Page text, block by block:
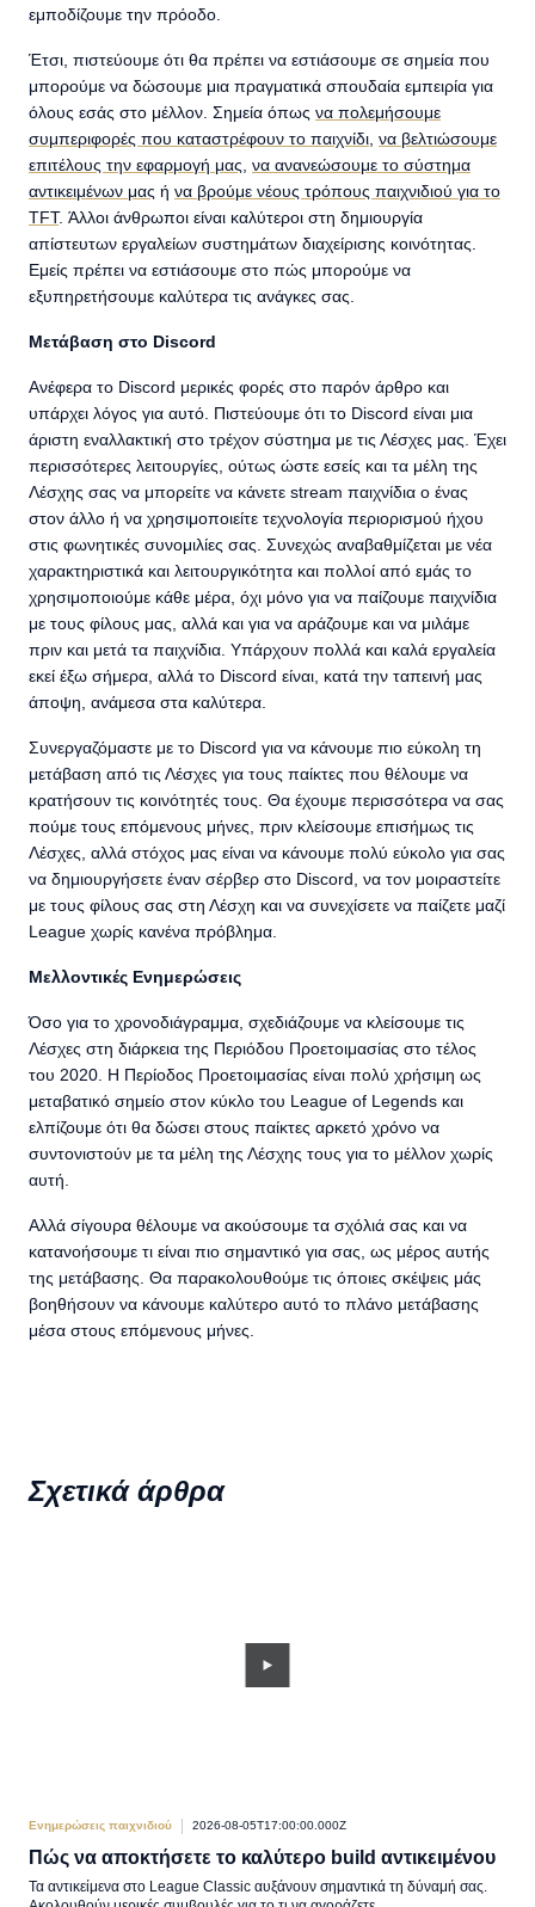
εμποδίζουμε την πρόοδο.
Έτσι, πιστεύουμε ότι θα πρέπει να εστιάσουμε σε σημεία που
μπορούμε να δώσουμε μια πραγματικά σπουδαία εμπειρία για
όλους εσάς στο μέλλον. Σημεία όπως να πολεμήσουμε
συμπεριφορές που καταστρέφουν το παιχνίδι να βελτιώσουμε
επιτέλους την εφαρμογή μας να ανανεώσουμε το σύστημα
αντικειμένων μας ή να βρούμε νέους τρόπους παιχνιδιού για το
TFT. Άλλοι άνθρωποι είναι καλύτεροι στη δημιουργία
απίστευτων εργαλείων συστημάτων διαχείρισης κοινότητας.
Εμείς πρέπει να εστιάσουμε στο πώς μπορούμε να
εξυπηρετήσουμε καλύτερα τις ανάγκες σας.
Μετάβαση στο Discord
Ανέφερα το Discord μερικές φορές στο παρόν άρθρο και
υπάρχει λόγος για αυτό. Πιστεύουμε ότι το Discord είναι μια
άριστη εναλλακτική στο τρέχον σύστημα με τις Λέσχες μας. Έχει
περισσότερες λειτουργίες, ούτως ώστε εσείς και τα μέλη της
Λέσχης σας να μπορείτε να κάνετε stream παιχνίδια ο ένας
στον άλλο ή να χρησιμοποιείτε τεχνολογία περιορισμού ήχου
στις φωνητικές συνομιλίες σας. Συνεχώς αναβαθμίζεται με νέα
χαρακτηριστικά και λειτουργικότητα και πολλοί από εμάς το
χρησιμοποιούμε κάθε μέρα, όχι μόνο για να παίζουμε παιχνίδια
με τους φίλους μας, αλλά και για να αράζουμε και να μιλάμε
πριν και μετά τα παιχνίδια. Υπάρχουν πολλά και καλά εργαλεία
εκεί έξω σήμερα, αλλά το Discord είναι, κατά την ταπεινή μας
άποψη, ανάμεσα στα καλύτερα.
Συνεργαζόμαστε με το Discord για να κάνουμε πιο εύκολη τη
μετάβαση από τις Λέσχες για τους παίκτες που θέλουμε να
κρατήσουν τις κοινότητές τους. Θα έχουμε περισσότερα να σας
πούμε τους επόμενους μήνες, πριν κλείσουμε επισήμως τις
Λέσχες, αλλά στόχος μας είναι να κάνουμε πολύ εύκολο για σας
να δημιουργήσετε έναν σέρβερ στο Discord, να τον μοιραστείτε
με τους φίλους σας στη Λέσχη και να συνεχίσετε να παίζετε μαζί
League χωρίς κανένα πρόβλημα.
Μελλοντικές Ενημερώσεις
Όσο για το χρονοδιάγραμμα, σχεδιάζουμε να κλείσουμε τις
Λέσχες στη διάρκεια της Περιόδου Προετοιμασίας στο τέλος
του 2020. Η Περίοδος Προετοιμασίας είναι πολύ χρήσιμη ως
μεταβατικό σημείο στον κύκλο του League of Legends και
ελπίζουμε ότι θα δώσει στους παίκτες αρκετό χρόνο να
συντονιστούν με τα μέλη της Λέσχης τους για το μέλλον χωρίς
αυτή.
Αλλά σίγουρα θέλουμε να ακούσουμε τα σχόλιά σας και να
κατανοήσουμε τι είναι πιο σημαντικό για σας, ως μέρος αυτής
της μετάβασης. Θα παρακολουθούμε τις όποιες σκέψεις μάς
βοηθήσουν να κάνουμε καλύτερο αυτό το πλάνο μετάβασης
μέσα στους επόμενους μήνες.
Σχετικά άρθρα
Ενημερώσεις παιχνιδιού 2026-08-05T17:00:00.000Z
Πώς να αποκτήσετε το καλύτερο build αντικειμένου
Τα αντικείμενα στο League Classic αυξάνουν σημαντικά τη δύναμή σας.